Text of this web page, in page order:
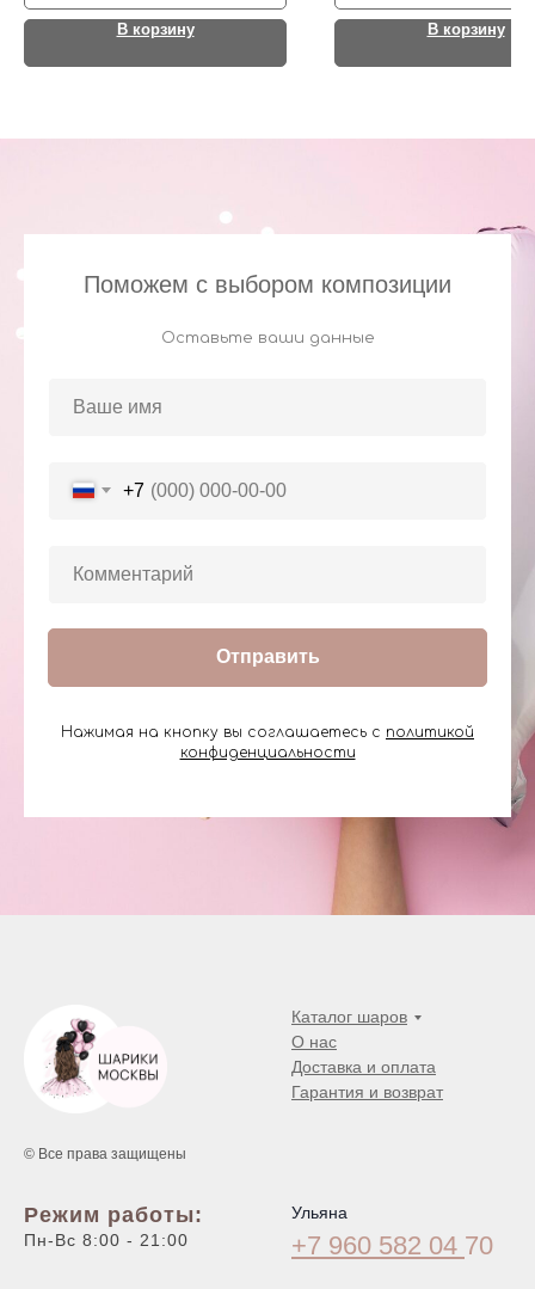
В корзину В корзину
Поможем с выбором композиции
Оставьте ваши данные
+7
Отправить
Нажимая на кнопку вы соглашаетесь с политикой
конфиденциальности
© Все права защищены
Каталог шаров
О нас
Доставка и оплата
Гарантия и возврат
Режим работы:
Пн-Вс 8:00 - 21:00
Ульяна
+7 960 582 04 70